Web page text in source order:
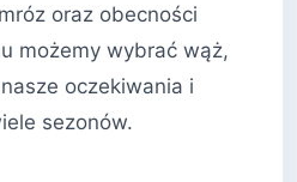
oraz obecności
możemy wybrać wąż,
oczekiwania i
sezonów.